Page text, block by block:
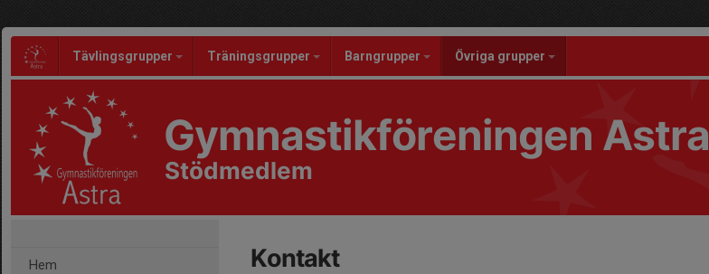
Tävlingsgrupper Träningsgrupper Barngrupper Övriga grupper
Gymnastikföreningen Astra
Stödmedlem
Hem Kontakt